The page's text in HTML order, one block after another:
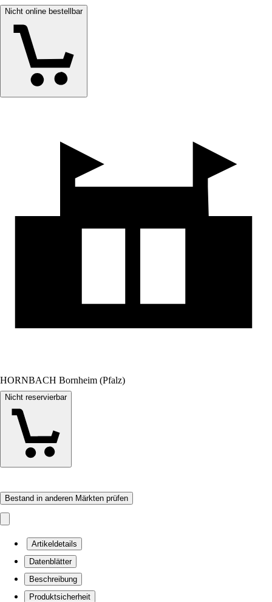
Nicht online bestellbar
HORNBACH Bornheim (Pfalz)
Nicht reservierbar
Bestand in anderen Märkten prüfen
Artikeldetails
Datenblätter
Beschreibung
Produktsicherheit